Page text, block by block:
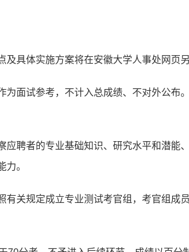
具体实施方案将在安徽大学人事处网页另
为面试参考，不计入总成绩、不对外公布
应聘者的专业基础知识、研究水平和潜能
力。
有关规定成立专业测试考官组，考官组成